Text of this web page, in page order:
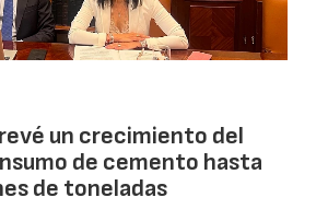
un crecimiento del
de cemento hasta
de toneladas